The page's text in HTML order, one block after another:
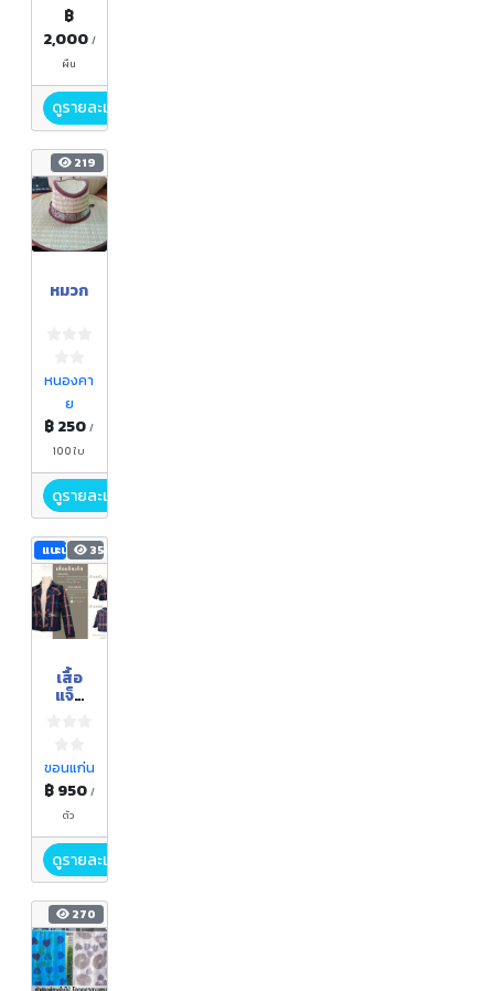
฿
2,000 /
ผืน
ดูรายละเอียด
219
หมวก
หนองคา
ย
฿ 250/
100 ใบ
ดูรายละเอียด
แนะนำ 358
เสื้อ
แจ็ค
ขอนแก่น
฿ 950 /
ตัว
ดูรายละเอียด
270